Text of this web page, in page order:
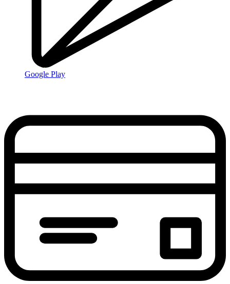
Google Play